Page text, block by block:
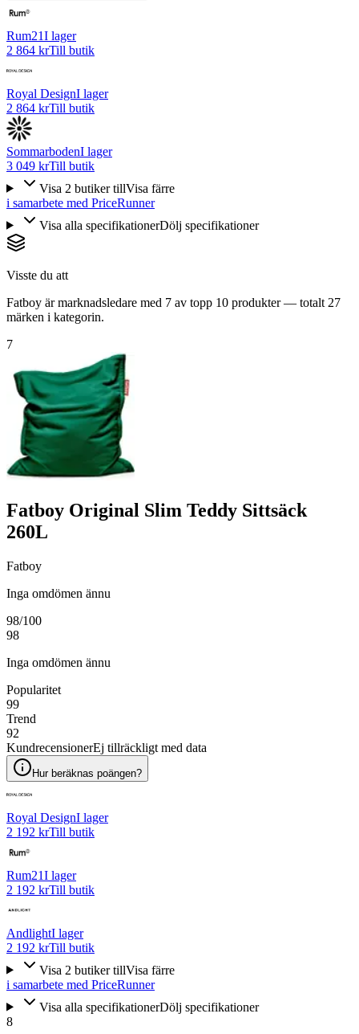
Rum21I lager
2 864 krTill butik
Royal DesignI lager
2 864 krTill butik
SommarbodenI lager
3 049 krTill butik
Visa 2 butiker tillVisa färre
i samarbete med PriceRunner
Visa alla specifikationerDölj specifikationer
Visste du att
Fatboy är marknadsledare med 7 av topp 10 produkter — totalt 27
märken i kategorin.
7
Fatboy Original Slim Teddy Sittsäck
260L
Fatboy
Inga omdömen ännu
98/100
98
Inga omdömen ännu
Popularitet
99
Trend
92
KundrecensionerEj tillräckligt med data
Hur beräknas poängen?
Royal DesignI lager
2 192 krTill butik
Rum21I lager
2 192 krTill butik
AndlightI lager
2 192 krTill butik
Visa 2 butiker tillVisa färre
i samarbete med PriceRunner
Visa alla specifikationerDölj specifikationer
8